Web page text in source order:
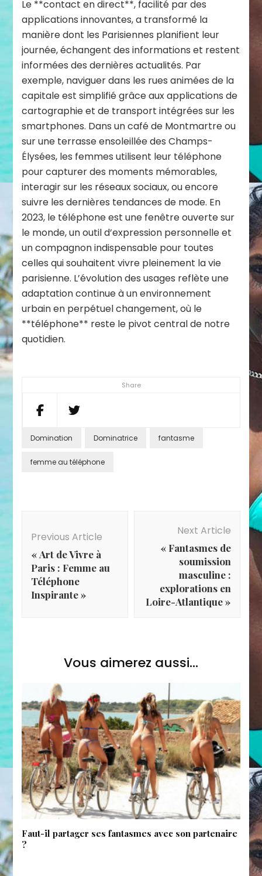
Share
Le **contact en direct**, facilité par des
applications innovantes, a transformé la
manière dont les Parisiennes planifient leur
journée, échangent des informations et restent
informées des dernières actualités. Par
exemple, naviguer dans les rues animées de la
capitale est simplifié grâce aux applications de
cartographie et de transport intégrées sur les
smartphones. Dans un café de Montmartre ou
sur une terrasse ensoleillée des Champs-
Élysées, les femmes utilisent leur téléphone
pour capturer des moments mémorables,
interagir sur les réseaux sociaux, ou encore
suivre les dernières tendances de mode. En
2023, le téléphone est une fenêtre ouverte sur
le monde, un outil d’expression personnelle et
un compagnon indispensable pour toutes
celles qui souhaitent vivre pleinement la vie
parisienne. L’évolution des usages reflète une
adaptation continue à un environnement
urbain en perpétuel changement, où le
**téléphone** reste le pivot central de notre
quotidien.
Domination Dominatrice fantasme
femme au téléphone
Navigation
Previous Article
« Art de Vivre à
Paris : Femme au
Téléphone
Inspirante »
Next Article
« Fantasmes de
soumission
masculine :
explorations en
Loire-Atlantique »
Vous aimerez aussi...
Faut-il partager ses fantasmes avec son partenaire
?